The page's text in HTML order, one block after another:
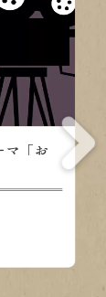
「ノ